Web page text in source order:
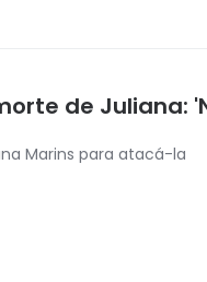
de Juliana:
Marins para atacá-la